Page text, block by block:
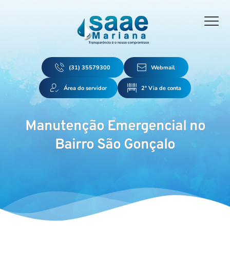
(31) 35579300 Webmail
Área do servidor 2ª Via de conta
Manutenção Emergencial no
Bairro São Gonçalo